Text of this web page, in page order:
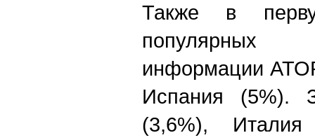
Также в
популярных
информации
Испания (5%).
(3,6%), Италия